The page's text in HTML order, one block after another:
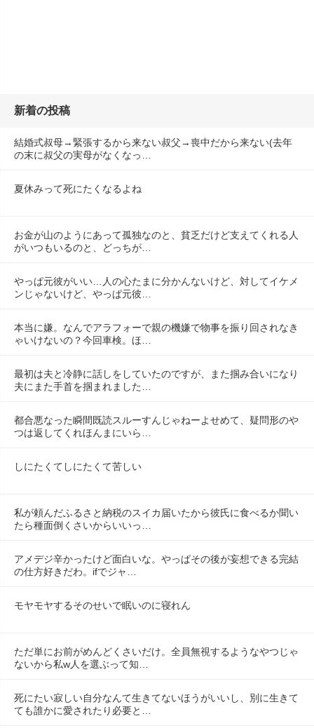
新着の投稿
結婚式叔母→緊張するから来ない叔父→喪中だから来ない(去年
の末に叔父の実母がなくなっ…
夏休みって死にたくなるよね
お金が山のようにあって孤独なのと、貧乏だけど支えてくれる人
がいつもいるのと、どっちが…
やっぱ元彼がいい…人の心たまに分かんないけど、対してイケメ
ンじゃないけど、やっぱ元彼…
本当に嫌。なんでアラフォーで親の機嫌で物事を振り回されなき
ゃいけないの？今回車検。ほ…
最初は夫と冷静に話しをしていたのですが、また掴み合いになり
夫にまた手首を掴まれました…
都合悪なった瞬間既読スルーすんじゃねーよせめて、疑問形のや
つは返してくれほんまにいら…
しにたくてしにたくて苦しい
私が頼んだふるさと納税のスイカ届いたから彼氏に食べるか聞い
たら種面倒くさいからいいっ…
アメデジ辛かったけど面白いな。やっぱその後が妄想できる完結
の仕方好きだわ。ifでジャ…
モヤモヤするそのせいで眠いのに寝れん
ただ単にお前がめんどくさいだけ。全員無視するようなやつじゃ
ないから私w人を選ぶって知…
死にたい寂しい自分なんて生きてないほうがいいし、別に生きて
ても誰かに愛されたり必要と…